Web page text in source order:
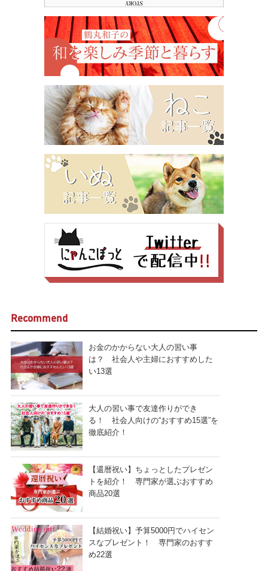
Recommend
お金のかからない大人の習い事
は？ 社会人や主婦におすすめした
い13選
大人の習い事で友達作りができ
る！ 社会人向けの“おすすめ15選”を
徹底紹介！
【還暦祝い】ちょっとしたプレゼン
トを紹介！ 専門家が選ぶおすすめ
商品20選
【結婚祝い】予算5000円でハイセン
スなプレゼント！ 専門家のおすす
め22選